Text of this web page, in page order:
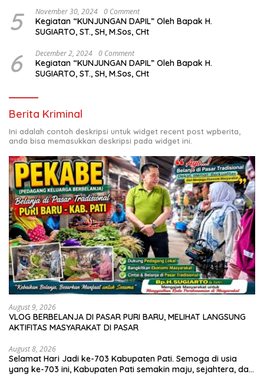
5 November 30, 2024 0 Comment
Kegiatan “KUNJUNGAN DAPIL” Oleh Bapak H.
SUGIARTO, ST., SH, M.Sos, CHt
6 December 2, 2024 0 Comment
Kegiatan “KUNJUNGAN DAPIL” Oleh Bapak H.
SUGIARTO, ST., SH, M.Sos, CHt
Berita Kriminal
Ini adalah contoh deskripsi untuk widget recent post wpberita,
anda bisa memasukkan deskripsi pada widget ini.
August 9, 2026
VLOG BERBELANJA DI PASAR PURI BARU, MELIHAT LANGSUNG
AKTIFITAS MASYARAKAT DI PASAR
August 8, 2026
Selamat Hari Jadi ke-703 Kabupaten Pati. Semoga di usia
yang ke-703 ini, Kabupaten Pati semakin maju, sejahtera, dan